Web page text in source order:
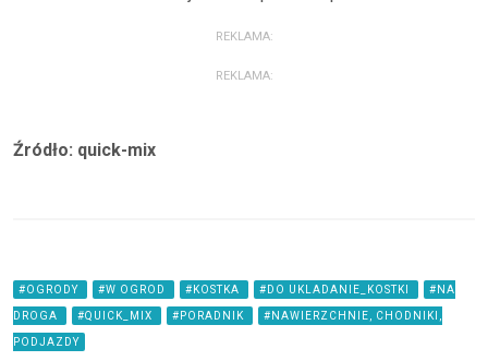
REKLAMA:
REKLAMA:
Źródło: quick-mix
#OGRODY #W OGROD #KOSTKA #DO UKLADANIE_KOSTKI #NA
DROGA #QUICK_MIX #PORADNIK #NAWIERZCHNIE, CHODNIKI,
PODJAZDY